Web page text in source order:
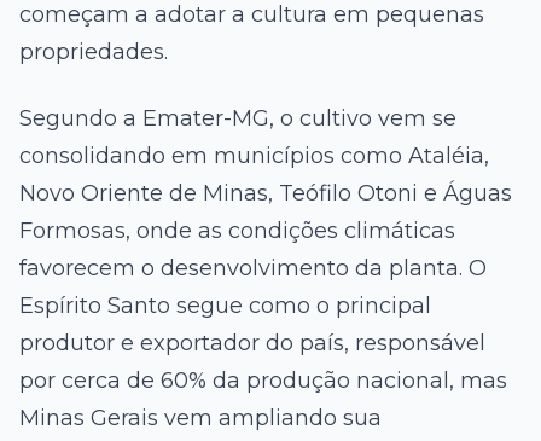
começam a adotar a cultura em pequenas
propriedades.
Segundo a Emater-MG, o cultivo vem se
consolidando em municípios como Ataléia,
Novo Oriente de Minas, Teófilo Otoni e Águas
Formosas, onde as condições climáticas
favorecem o desenvolvimento da planta. O
Espírito Santo segue como o principal
produtor e exportador do país, responsável
por cerca de 60% da produção nacional, mas
Minas Gerais vem ampliando sua